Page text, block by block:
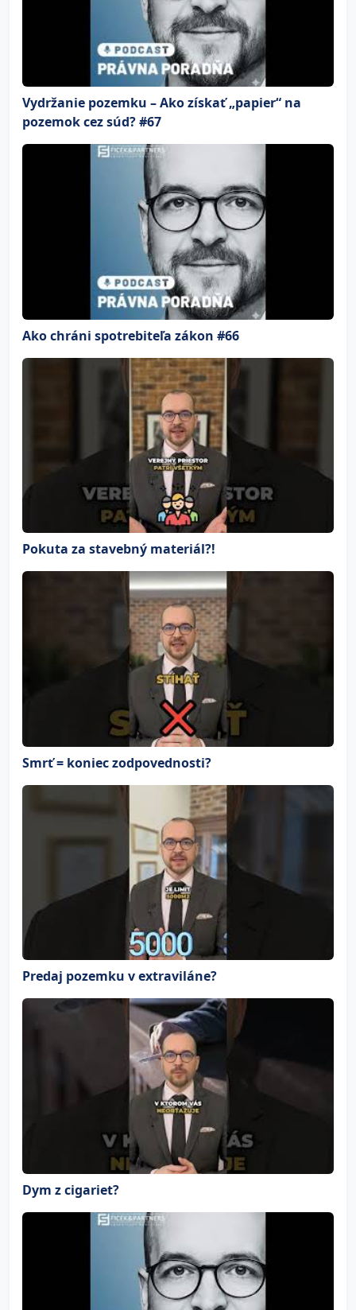
Vydržanie pozemku – Ako získať „papier“ na
pozemok cez súd? #67
Ako chráni spotrebiteľa zákon #66
Pokuta za stavebný materiál?!
Smrť = koniec zodpovednosti?
Predaj pozemku v extraviláne?
Dym z cigariet?